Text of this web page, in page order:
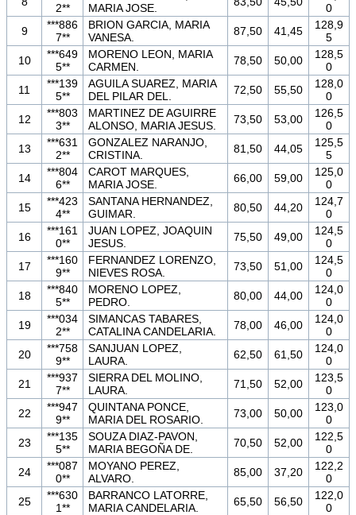
2**
MARIA JOSE.
0
9
***886
7**
BRION GARCIA, MARIA
VANESA.
87,50 41,45
128,9
5
10
***649
5**
MORENO LEON, MARIA
CARMEN.
78,50 50,00
128,5
0
11
***139
5**
AGUILA SUAREZ, MARIA
DEL PILAR DEL.
72,50 55,50
128,0
0
12
***803
3**
MARTINEZ DE AGUIRRE
ALONSO, MARIA JESUS.
73,50 53,00
126,5
0
13
***631
2**
GONZALEZ NARANJO,
CRISTINA.
81,50 44,05
125,5
5
14
***804
6**
CAROT MARQUES,
MARIA JOSE.
66,00 59,00
125,0
0
15
***423
4**
SANTANA HERNANDEZ,
GUIMAR.
80,50 44,20
124,7
0
16
***161
0**
JUAN LOPEZ, JOAQUIN
JESUS.
75,50 49,00
124,5
0
17
***160
9**
FERNANDEZ LORENZO,
NIEVES ROSA.
73,50 51,00
124,5
0
18
***840
5**
MORENO LOPEZ,
PEDRO.
80,00 44,00
124,0
0
19
***034
2**
SIMANCAS TABARES,
CATALINA CANDELARIA.
78,00 46,00
124,0
0
20
***758
9**
SANJUAN LOPEZ,
LAURA.
62,50 61,50
124,0
0
21
***937
7**
SIERRA DEL MOLINO,
LAURA.
71,50 52,00
123,5
0
22
***947
9**
QUINTANA PONCE,
MARIA DEL ROSARIO.
73,00 50,00
123,0
0
23
***135
5**
SOUZA DIAZ-PAVON,
MARIA BEGOÑA DE.
70,50 52,00
122,5
0
24
***087
0**
MOYANO PEREZ,
ALVARO.
85,00 37,20
122,2
0
25
***630
1**
BARRANCO LATORRE,
MARIA CANDELARIA.
65,50 56,50
122,0
0